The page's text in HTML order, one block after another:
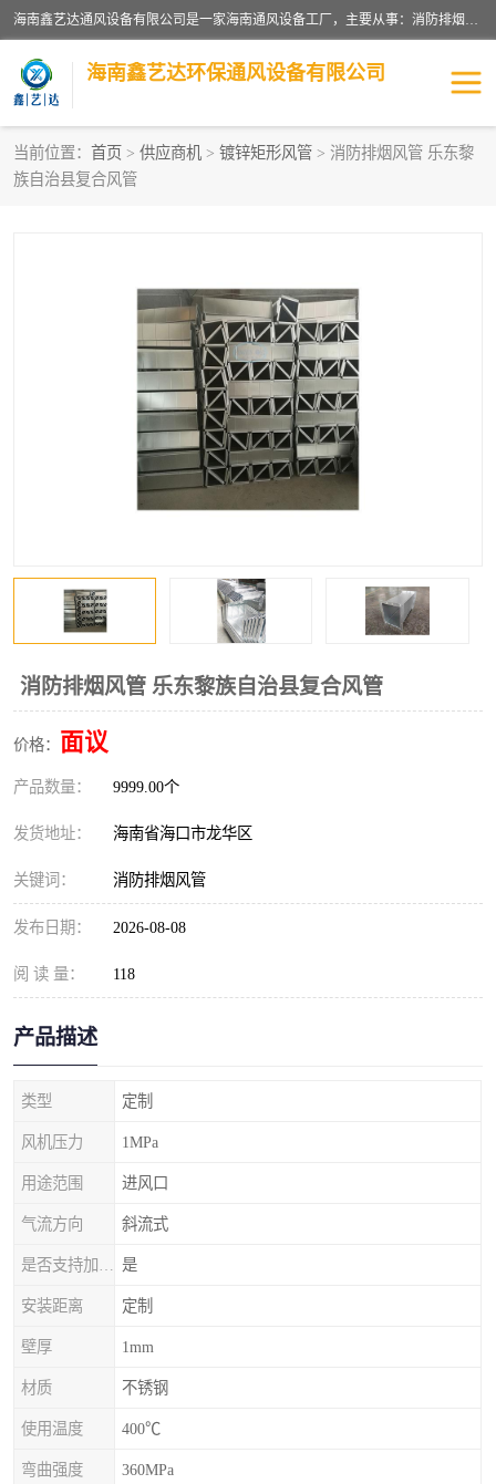
海南鑫艺达通风设备有限公司是一家海南通风设备工厂，主要从事：消防排烟工程、油烟净化工程、厨房排烟工程、酒店厨房设备、新风排风系统、镀锌铁皮管道加工、暖通工程、通风管道安装、消防火阀百叶风口等业务。公司拥有管道及配件一体化工厂生产线，良好的售后服务，良好的设计团队，良好的施工团队、良好管理人员，掌握畅通丰富的信息、市场渠道。
海南鑫艺达环保通风设备有限公司
当前位置： 首页 > 供应商机 > 镀锌矩形风管 > 消防排烟风管 乐东黎
族自治县复合风管
消防排烟风管 乐东黎族自治县复合风管
价格： 面议
产品数量： 9999.00个
发货地址： 海南省海口市龙华区
关键词： 消防排烟风管
发布日期： 2026-08-08
阅 读 量： 118
产品描述
类型 定制
风机压力 1MPa
用途范围 进风口
气流方向 斜流式
是
安装距离 定制
壁厚 1mm
材质 不锈钢
使用温度 400℃
弯曲强度 360MPa
海南暖通工程
海南油烟净化工程 管道配件
镁质防火风管
通风管道
消防风机
镀锌矩形风管
不锈钢烟罩
排烟风机 百叶风口
油烟净化器